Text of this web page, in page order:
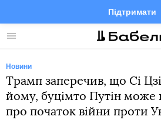
Меню
Підтримати
Facebook
Новини
Трамп заперечив, що Сі
йому, буцімто Путін може
про початок війни проти